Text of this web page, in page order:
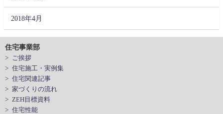
2018年4月
住宅事業部
> ご挨拶
> 住宅施工・実例集
> 住宅関連記事
> 家づくりの流れ
> ZEH目標資料
> 住宅性能